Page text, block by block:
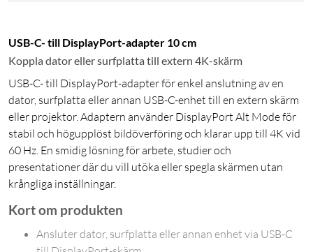
USB-C- till DisplayPort-adapter 10 cm
Koppla dator eller surfplatta till extern 4K-skärm
USB-C- till DisplayPort-adapter för enkel anslutning av en
dator, surfplatta eller annan USB-C-enhet till en extern skärm
eller projektor. Adaptern använder DisplayPort Alt Mode för
stabil och högupplöst bildöverföring och klarar upp till 4K vid
60 Hz. En smidig lösning för arbete, studier och
presentationer där du vill utöka eller spegla skärmen utan
krångliga inställningar.
Kort om produkten
Ansluter dator, surfplatta eller annan enhet via USB-C